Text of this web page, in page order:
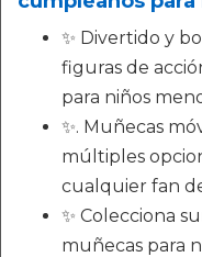
✨ Divertido y
figuras de
para niños
✨. Muñecas
múltiples
cualquier fan
✨ Colecciona
muñecas para